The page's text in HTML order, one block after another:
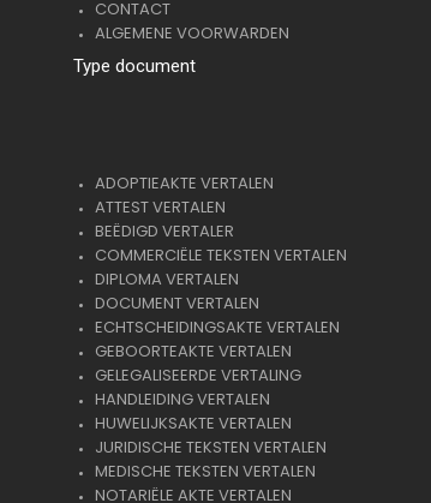
CONTACT
ALGEMENE VOORWARDEN
Type document
ADOPTIEAKTE VERTALEN
ATTEST VERTALEN
BEËDIGD VERTALER
COMMERCIËLE TEKSTEN VERTALEN
DIPLOMA VERTALEN
DOCUMENT VERTALEN
ECHTSCHEIDINGSAKTE VERTALEN
GEBOORTEAKTE VERTALEN
GELEGALISEERDE VERTALING
HANDLEIDING VERTALEN
HUWELIJKSAKTE VERTALEN
JURIDISCHE TEKSTEN VERTALEN
MEDISCHE TEKSTEN VERTALEN
NOTARIËLE AKTE VERTALEN